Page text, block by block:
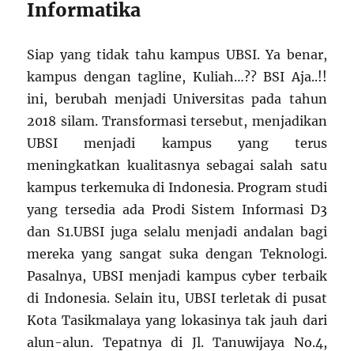
Informatika
Siap yang tidak tahu kampus UBSI. Ya benar,
kampus dengan tagline, Kuliah…?? BSI Aja..!!
ini, berubah menjadi Universitas pada tahun
2018 silam. Transformasi tersebut, menjadikan
UBSI menjadi kampus yang terus
meningkatkan kualitasnya sebagai salah satu
kampus terkemuka di Indonesia. Program studi
yang tersedia ada Prodi Sistem Informasi D3
dan S1.UBSI juga selalu menjadi andalan bagi
mereka yang sangat suka dengan Teknologi.
Pasalnya, UBSI menjadi kampus cyber terbaik
di Indonesia. Selain itu, UBSI terletak di pusat
Kota Tasikmalaya yang lokasinya tak jauh dari
alun-alun. Tepatnya di Jl. Tanuwijaya No.4,